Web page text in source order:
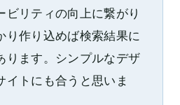
ビリティの向上に繋がり
り作り込めば検索結果に
ります。シンプルなデザ
イトにも合うと思いま